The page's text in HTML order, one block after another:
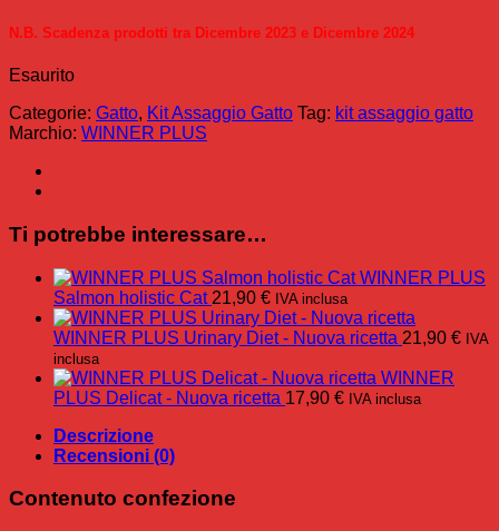
N.B. Scadenza prodotti tra Dicembre 2023 e Dicembre 2024
Esaurito
Categorie: Gatto, Kit Assaggio Gatto Tag: kit assaggio gatto
Marchio: WINNER PLUS
Ti potrebbe interessare…
WINNER PLUS
Salmon holistic Cat 21,90 € IVA inclusa
WINNER PLUS Urinary Diet - Nuova ricetta 21,90 € IVA
inclusa
WINNER
PLUS Delicat - Nuova ricetta 17,90 € IVA inclusa
Descrizione
Recensioni (0)
Contenuto confezione